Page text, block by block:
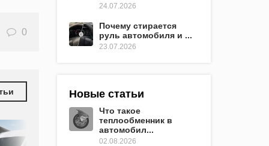
0
24.07.2026
Почему стирается
руль автомобиля и ...
23.07.2026
Новые статьи
Что такое
теплообменник в
автомобил...
02.08.2026